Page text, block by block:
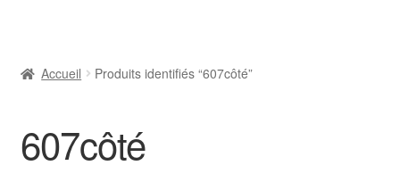
Livraison
Accueil Produits identifiés “607côté”
607côté